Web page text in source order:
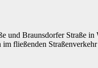
und Braunsdorfer Straße in
fließenden